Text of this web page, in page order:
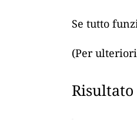
Se tutto
(Per
Risultato